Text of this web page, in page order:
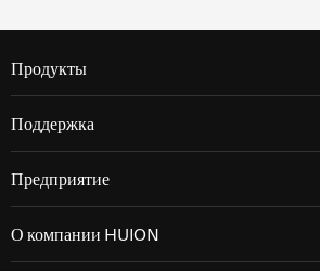
Продукты
Поддержка
Предприятие
О компании HUION